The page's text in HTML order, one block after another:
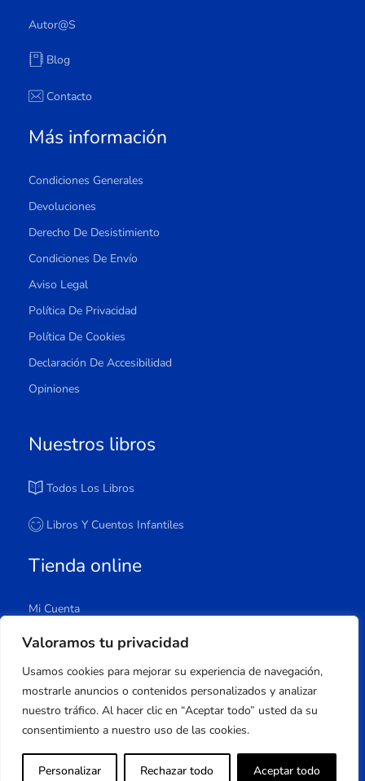
Valoramos tu privacidad
Usamos cookies para mejorar su experiencia de navegación,
mostrarle anuncios o contenidos personalizados y analizar
nuestro tráfico. Al hacer clic en “Aceptar todo” usted da su
consentimiento a nuestro uso de las cookies.
Personalizar Rechazar todo Aceptar todo
Autor@s
Blog
Contacto
Más información
Condiciones Generales
Devoluciones
Derecho De Desistimiento
Condiciones De Envío
Aviso Legal
Política De Privacidad
Política De Cookies
Declaración De Accesibilidad
Opiniones
Nuestros libros
Todos Los Libros
Libros Y Cuentos Infantiles
Tienda online
Mi Cuenta
Carrito
Lista De Deseos
Copyright © 2023 Apuleyo Ediciones | Desarrollo